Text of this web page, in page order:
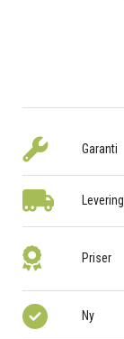
Garanti
Levering
Priser
Ny